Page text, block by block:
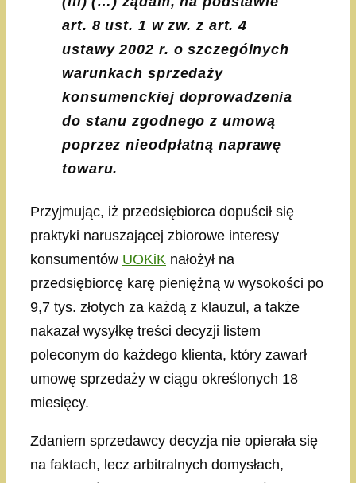
art. 8 ust. 1 w zw. z art. 4
ustawy 2002 r. o szczególnych
warunkach sprzedaży
konsumenckiej doprowadzenia
do stanu zgodnego z umową
poprzez nieodpłatną naprawę
towaru.
Przyjmując, iż przedsiębiorca dopuścił się
praktyki naruszającej zbiorowe interesy
konsumentów UOKiK nałożył na
przedsiębiorcę karę pieniężną w wysokości po
9,7 tys. złotych za każdą z klauzul, a także
nakazał wysyłkę treści decyzji listem
poleconym do każdego klienta, który zawarł
umowę sprzedaży w ciągu określonych 18
miesięcy.
Zdaniem sprzedawcy decyzja nie opierała się
na faktach, lecz arbitralnych domysłach,